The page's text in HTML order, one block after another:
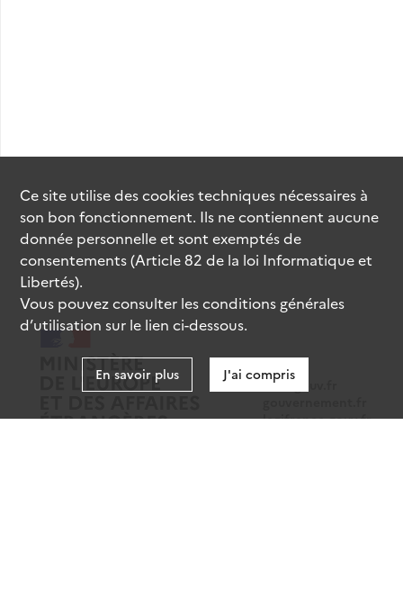
data.gouv.fr
legifrance.gouv.fr
Ce site utilise descookiestechniques nécessaires à
son bon fonctionnement. Ils ne contiennent aucune
donnée personnelle et sont exemptés de
consentements (Article 82 de la loi Informatique et
Libertés).
Vous pouvez consulter les conditions générales
d’utilisation sur le lien ci-dessous.
En savoir plus J'ai compris